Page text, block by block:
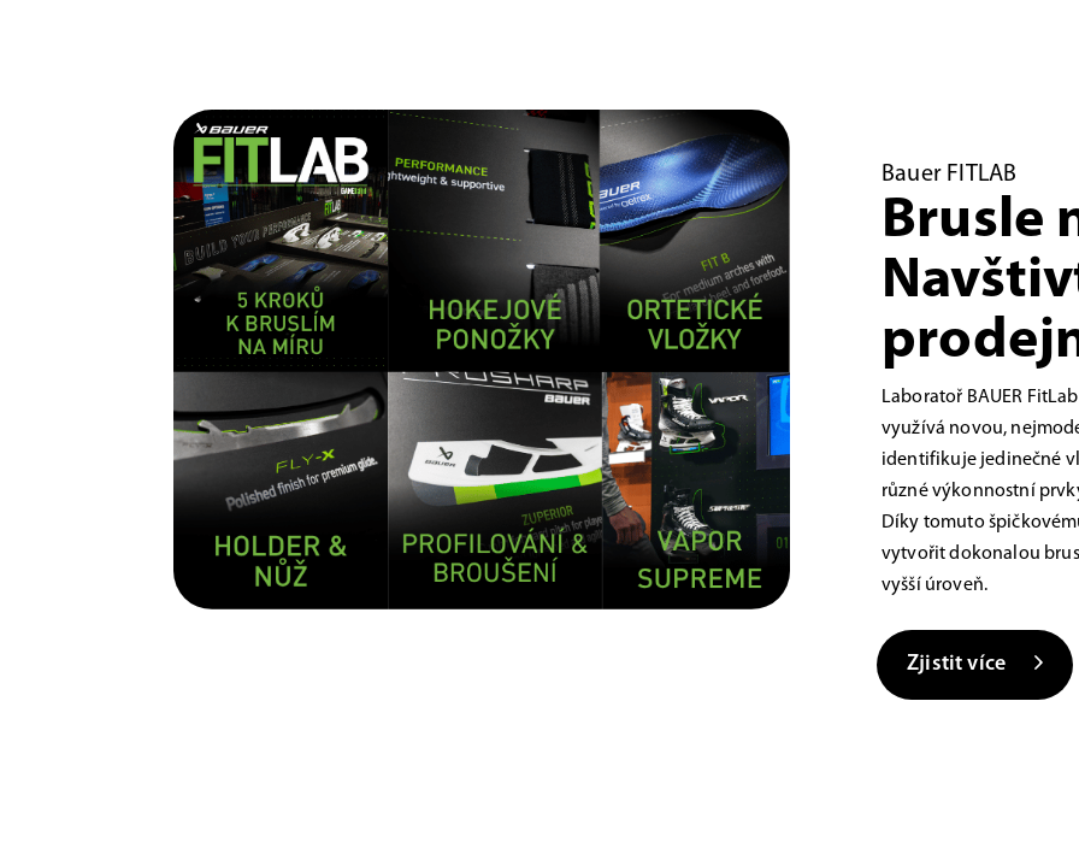
Bauer FITLAB
Brusle
Laboratoř BAUER
využívá novou,
identifikuje jedinečné
různé výkonnostní
Díky tomuto
vytvořit dokonalou
vyšší úroveň.
Zjistit více